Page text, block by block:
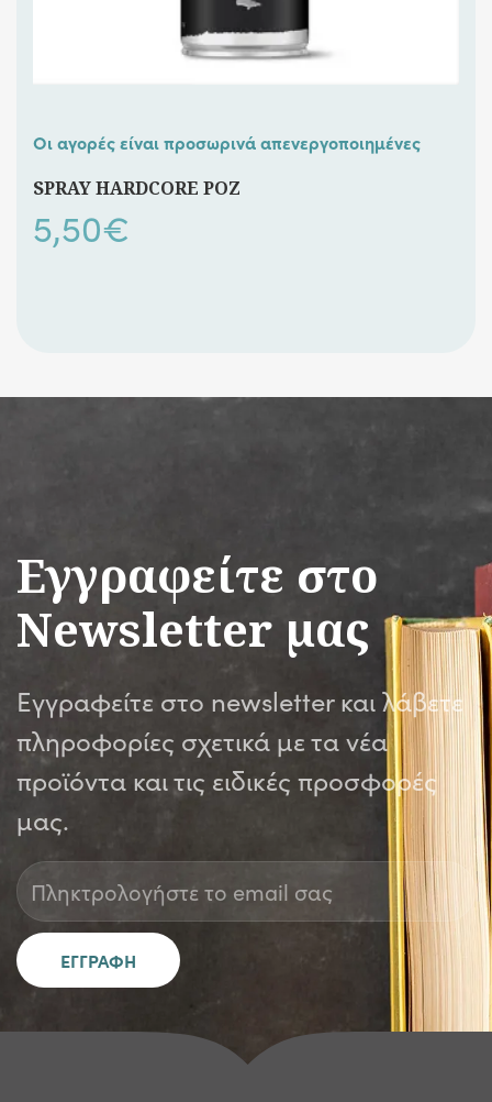
Οι αγορές είναι προσωρινά απενεργοποιημένες
SPRAY HARDCORE ΡΟΖ
5,50€
Εγγραφείτε στο
Newsletter μας
Εγγραφείτε στο newsletter και λάβετε
πληροφορίες σχετικά με τα νέα
προϊόντα και τις ειδικές προσφορές
μας.